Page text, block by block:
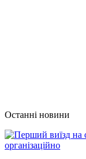
Останні новини